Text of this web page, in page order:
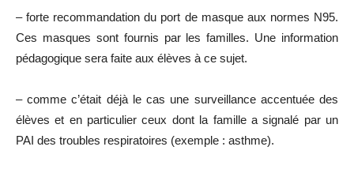
– forte recommandation du port de masque aux normes N95.
Ces masques sont fournis par les familles. Une information
pédagogique sera faite aux élèves à ce sujet.
– comme c’était déjà le cas une surveillance accentuée des
élèves et en particulier ceux dont la famille a signalé par un
PAI des troubles respiratoires (exemple : asthme).